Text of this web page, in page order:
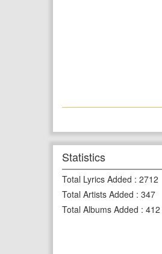
Statistics
Total Lyrics Added : 2712
Total Artists Added : 347
Total Albums Added : 412